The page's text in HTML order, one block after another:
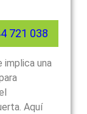
721 038
implica una
Aquí